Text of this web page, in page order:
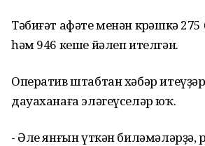
Тәбиғәт афәте менән көрәшкә
һәм 946 кеше йәлеп ителгән.
Оператив штабтан хәбәр
дауаханаға эләгеүселәр юҡ.
- Әле янғын үткән биләмәләрҙә,